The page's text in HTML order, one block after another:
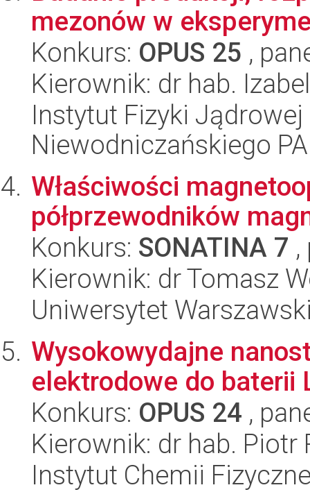
mezonów w
Konkurs: OPUS 25 ,
Kierownik: dr hab.
Instytut Fizyki
Niewodniczańskiego
Właściwości
półprzewodników
Konkurs: SONATINA 7
Kierownik: dr Tomasz
Uniwersytet
Wysokowydajne
elektrodowe do baterii
Konkurs: OPUS 24 ,
Kierownik: dr hab. Piotr
Instytut Chemii